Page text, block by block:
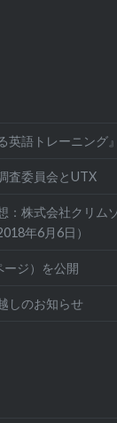
英語トレーニング
査委員会とUTX
：株式会社クリム
年6月6日）
ジ）を公開
しのお知らせ